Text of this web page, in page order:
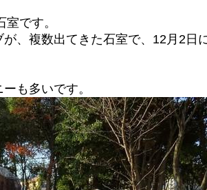
です。
、複数出てきた石室で、12月2
も多いです。